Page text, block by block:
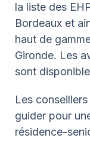
la liste des
Bordeaux et
haut de
Gironde. Les
sont
Les
guider pour
résidence-